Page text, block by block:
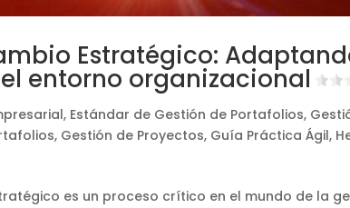
Estratégico:
entorno organizacional
, Estándar de Gestión de Portafolios,
, Gestión de Proyectos, Guía Práctica Ágil,
es un proceso crítico en el mundo de la